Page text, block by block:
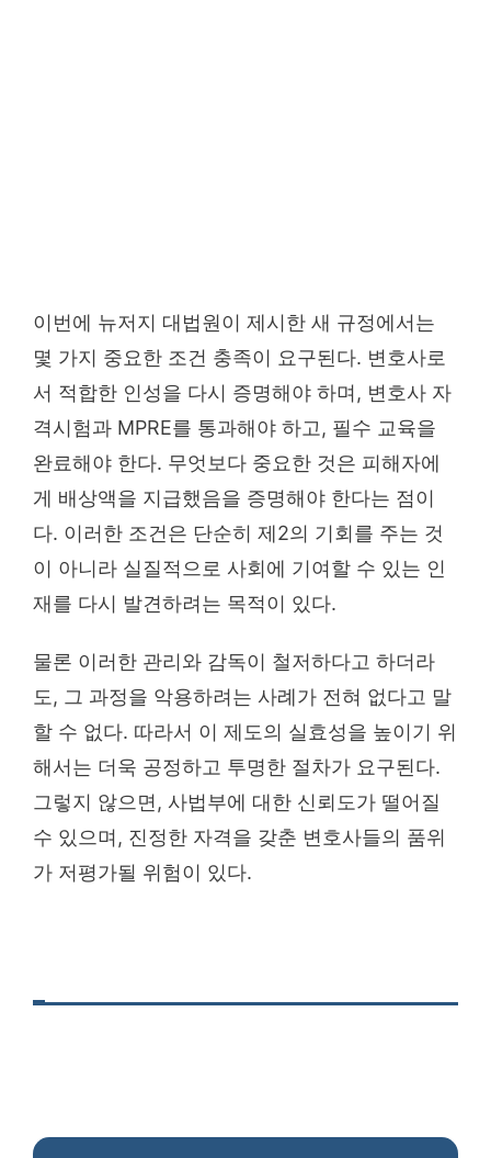
이번에 뉴저지 대법원이 제시한 새 규정에서는
몇 가지 중요한 조건 충족이 요구된다. 변호사로
서 적합한 인성을 다시 증명해야 하며, 변호사 자
격시험과 MPRE를 통과해야 하고, 필수 교육을
완료해야 한다. 무엇보다 중요한 것은 피해자에
게 배상액을 지급했음을 증명해야 한다는 점이
다. 이러한 조건은 단순히 제2의 기회를 주는 것
이 아니라 실질적으로 사회에 기여할 수 있는 인
재를 다시 발견하려는 목적이 있다.
물론 이러한 관리와 감독이 철저하다고 하더라
도, 그 과정을 악용하려는 사례가 전혀 없다고 말
할 수 없다. 따라서 이 제도의 실효성을 높이기 위
해서는 더욱 공정하고 투명한 절차가 요구된다.
그렇지 않으면, 사법부에 대한 신뢰도가 떨어질
수 있으며, 진정한 자격을 갖춘 변호사들의 품위
가 저평가될 위험이 있다.